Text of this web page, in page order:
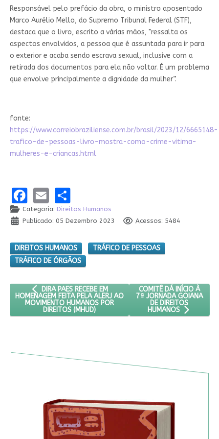
Responsável pelo prefácio da obra, o ministro aposentado
Marco Aurélio Mello, do Supremo Tribunal Federal (STF),
destaca que o livro, escrito a várias mãos, "ressalta os
aspectos envolvidos, a pessoa que é assuntada para ir para
o exterior e acaba sendo escrava sexual, inclusive com a
retirada dos documentos para ela não voltar. É um problema
que envolve principalmente a dignidade da mulher”.
fonte:
https://www.correiobraziliense.com.br/brasil/2023/12/6665148-
trafico-de-pessoas-livro-mostra-como-crime-vitima-
mulheres-e-criancas.html
Facebook
EmailShare
Categoria: Direitos Humanos
Publicado: 05 Dezembro 2023
Acessos: 5484
DIREITOS HUMANOS
TRÁFICO DE PESSOAS
TRÁFICO DE ÓRGÃOS
ARTIGO ANTERIOR: DIRA PAES RECEBE EM HOMENAGEM
DIRA PAES RECEBE EM
HOMENAGEM FEITA PELA ALERJ AO
MOVIMENTO HUMANOS POR
DIREITOS (MHUD)
PRÓXIMO ARTIGO:
COMITÊ DÁ INÍCIO À
7ª JORNADA GOIANA
DE DIREITOS
HUMANOS